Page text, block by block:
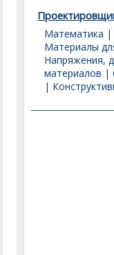
Математика |
Материалы
Напряжения,
материалов |
|